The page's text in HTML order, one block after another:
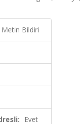
Bildiri
Evet